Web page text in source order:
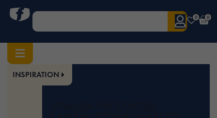
0 0
INSPIRATION
Hem/Mössor & Kepsar/